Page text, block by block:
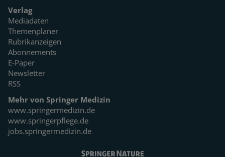
Verlag
Mediadaten
Themenplaner
Rubrikanzeigen
Abonnements
E-Paper
Newsletter
RSS
Mehr von Springer Medizin
www.springermedizin.de
www.springerpflege.de
jobs.springermedizin.de